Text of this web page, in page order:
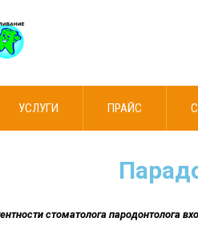
УСЛУГИ ПРАЙС
стоматолога пародонтолога